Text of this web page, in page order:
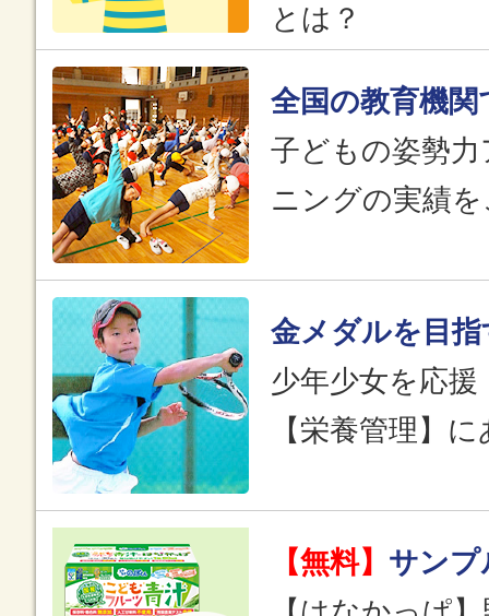
とは？
全国の教育機関
子どもの姿勢
ニングの実績
金メダルを目指
少年少女を応
【栄養管理】
【無料】 サンプ